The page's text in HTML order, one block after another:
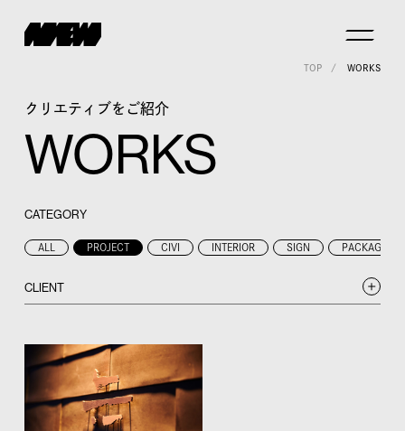
TOP WORKS
クリエティブをご紹介
WORKS
CATEGORY
ALL PROJECT CIVI INTERIOR SIGN PACKAGE
CLIENT